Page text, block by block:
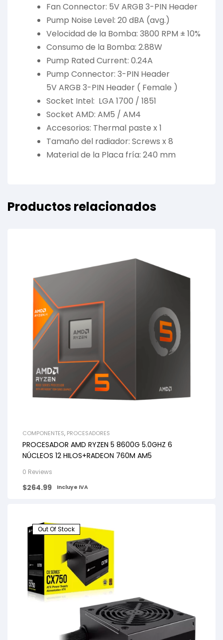
Fan Connector: 5V ARGB 3-PIN Header
Pump Noise Level: 20 dBA (avg.)
Velocidad de la Bomba: 3800 RPM ± 10%
Consumo de la Bomba: 2.88W
Pump Rated Current: 0.24A
Pump Connector: 3-PIN Header
5V ARGB 3-PIN Header ( Female )
Socket Intel: LGA 1700 / 1851
Socket AMD: AM5 / AM4
Accesorios: Thermal paste x 1
Tamaño del radiador: Screws x 8
Material de la Placa fría: 240 mm
Productos relacionados
COMPONENTES, PROCESADORES
PROCESADOR AMD RYZEN 5 8600G 5.0GHZ 6
NÚCLEOS 12 HILOS+RADEON 760M AM5
0 Reviews
$264.99 Incluye IVA
Out Of Stock